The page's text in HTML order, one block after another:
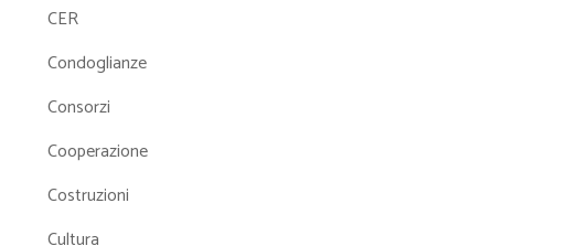
CER
Condoglianze
Consorzi
Cooperazione
Costruzioni
Cultura